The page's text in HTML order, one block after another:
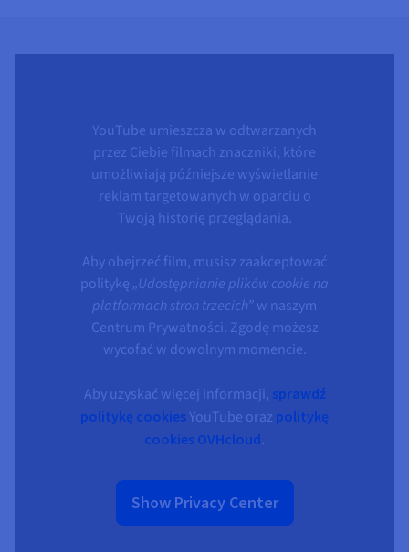
YouTube umieszcza w odtwarzanych
przez Ciebie filmach znaczniki, które
umożliwiają późniejsze wyświetlanie
reklam targetowanych w oparciu o
Twoją historię przeglądania.
Aby obejrzeć film, musisz zaakceptować
politykę „Udostępnianie plików cookie na
platformach stron trzecich”w naszym
Centrum Prywatności. Zgodę możesz
wycofać w dowolnym momencie.
Aby uzyskać więcej informacji, sprawdź
politykę cookies YouTube oraz politykę
cookies OVHcloud.
Show Privacy Center